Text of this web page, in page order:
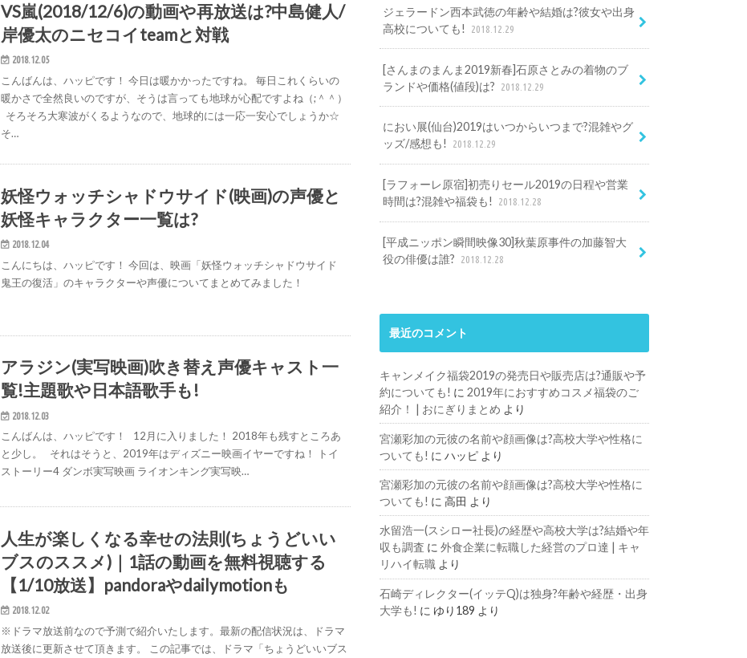
VS嵐(2018/12/6)の動画や再放送は?中島健人/
岸優太のニセコイteamと対戦
2018.12.05
こんばんは、ハッピです！ 今日は暖かかったですね。 毎日これくらいの
暖かさで全然良いのですが、そうは言っても地球が心配ですよね（;＾＾）
そろそろ大寒波がくるようなので、地球的には一応一安心でしょうか☆
そ…
妖怪ウォッチシャドウサイド(映画)の声優と
妖怪キャラクター一覧は?
2018.12.04
こんにちは、ハッピです！ 今回は、映画「妖怪ウォッチシャドウサイド
鬼王の復活」のキャラクターや声優についてまとめてみました！
アラジン(実写映画)吹き替え声優キャスト一
覧!主題歌や日本語歌手も!
2018.12.03
こんばんは、ハッピです！ 12月に入りました！ 2018年も残すところあ
と少し。 それはそうと、2019年はディズニー映画イヤーですね！ トイ
ストーリー4 ダンボ実写映画 ライオンキング実写映…
人生が楽しくなる幸せの法則(ちょうどいい
ブスのススメ)｜1話の動画を無料視聴する
【1/10放送】pandoraやdailymotionも
2018.12.02
※ドラマ放送前なので予測で紹介いたします。最新の配信状況は、ドラマ
放送後に更新させて頂きます。 この記事では、ドラマ「ちょうどいいブス
ジェラードン西本武徳の年齢や結婚は?彼女や出身
高校についても!
2018.12.29
[さんまのまんま2019新春]石原さとみの着物のブ
ランドや価格(値段)は?
2018.12.29
におい展(仙台)2019はいつからいつまで?混雑やグ
ッズ/感想も!
2018.12.29
[ラフォーレ原宿]初売りセール2019の日程や営業
時間は?混雑や福袋も!
2018.12.28
[平成ニッポン瞬間映像30]秋葉原事件の加藤智大
役の俳優は誰?
2018.12.28
最近のコメント
キャンメイク福袋2019の発売日や販売店は?通販や予
約についても! に 2019年におすすめコスメ福袋のご
紹介！ | おにぎりまとめ より
宮瀬彩加の元彼の名前や顔画像は?高校大学や性格に
ついても! に ハッピ より
宮瀬彩加の元彼の名前や顔画像は?高校大学や性格に
ついても! に 高田 より
水留浩一(スシロー社長)の経歴や高校大学は?結婚や年
収も調査 に 外食企業に転職した経営のプロ達 | キャ
リハイ転職 より
石崎ディレクター(イッテQ)は独身?年齢や経歴・出身
大学も! に ゆり189 より